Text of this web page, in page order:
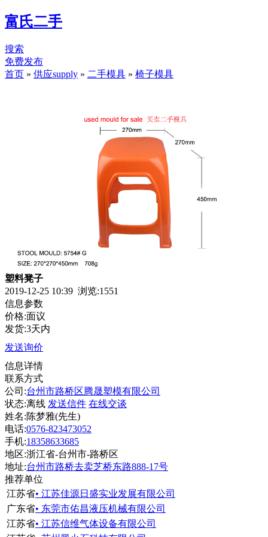
富氏二手
搜索
免费发布
首页 » 供应supply » 二手模具 » 椅子模具
塑料凳子
2019-12-25 10:39 浏览:1551
信息参数
价格:面议
发货:3天内
发送询价
信息详情
联系方式
公司:台州市路桥区腾晟塑模有限公司
状态:离线 发送信件 在线交谈
姓名:陈梦雅(先生)
电话:0576-823473052
手机:18358633685
地区:浙江省-台州市-路桥区
地址:台州市路桥去卖芝桥东路888-17号
推荐单位
江苏省• 江苏佳源日盛实业发展有限公司
广东省• 东莞市佑昌液压机械有限公司
江苏省• 江苏信维气体设备有限公司